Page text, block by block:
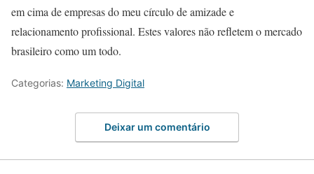
em cima de empresas do meu círculo de amizade e
relacionamento profissional. Estes valores não refletem o mercado
brasileiro como um todo.
Categorias: Marketing Digital
Deixar um comentário